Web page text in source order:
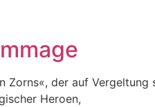
Zorns«, der auf Vergeltung
Heroen,